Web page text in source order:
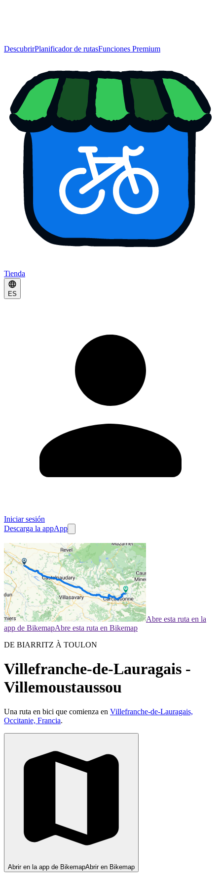
DescubrirPlanificador de rutasFunciones Premium
Tienda
ES
Iniciar sesión
Descarga la appApp
Abre esta ruta en la
app de BikemapAbre esta ruta en Bikemap
DE BIARRITZ À TOULON
Villefranche-de-Lauragais -
Villemoustaussou
Una ruta en bici que comienza en Villefranche-de-Lauragais,
Occitanie, Francia.
Abrir en la app de BikemapAbrir en Bikemap